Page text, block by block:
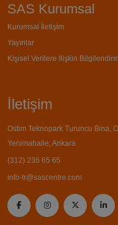
SAS Kurumsal
Kurumsal İletişim
Yayınlar
Kişisel Verilere İlişkin
İletişim
Ostim Teknopark Turuncu Bina,
Yenimahalle, Ankara
(312) 236 65 65
info-tr@sascentre.com